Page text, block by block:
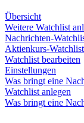
Übersicht
Weitere Watchlist
Nachrichten-
Aktienkurs-Watchlist
Watchlist bearbeiten
Einstellungen
Was bringt eine
Watchlist anlegen
Was bringt eine